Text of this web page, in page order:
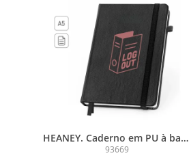
HEANEY. Caderno em PU à base
de água com agenda integrada
93669